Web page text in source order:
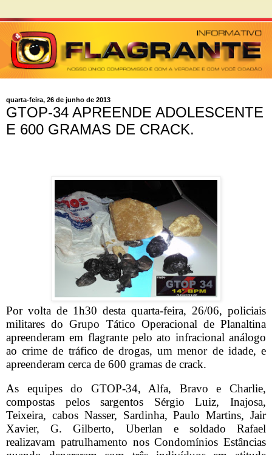
quarta-feira, 26 de junho de 2013
GTOP-34 APREENDE ADOLESCENTE
E 600 GRAMAS DE CRACK.
Por volta de 1h30 desta quarta-feira, 26/06, policiais
militares do Grupo Tático Operacional de Planaltina
apreenderam em flagrante pelo ato infracional análogo
ao crime de tráfico de drogas, um menor de idade, e
apreenderam cerca de 600 gramas de crack.
As equipes do GTOP-34, Alfa, Bravo e Charlie,
compostas pelos sargentos Sérgio Luiz, Inajosa,
Teixeira, cabos Nasser, Sardinha, Paulo Martins, Jair
Xavier, G. Gilberto, Uberlan e soldado Rafael
realizavam patrulhamento nos Condomínios Estâncias